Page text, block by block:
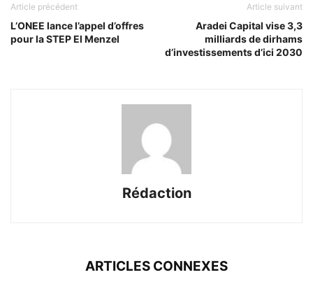
Article précédent
L’ONEE lance l’appel d’offres
pour la STEP El Menzel
Article suivant
Aradei Capital vise 3,3
milliards de dirhams
d’investissements d’ici 2030
Rédaction
ARTICLES CONNEXES